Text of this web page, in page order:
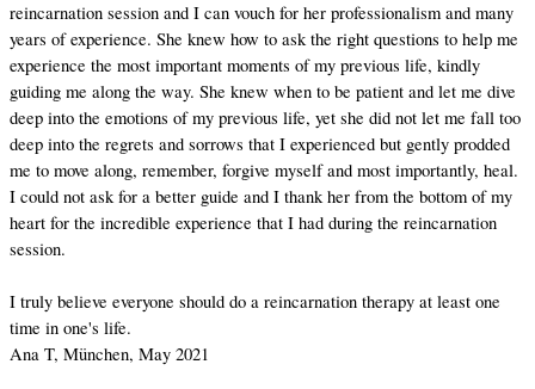
reincarnation session and I can vouch for her professionalism and many
years of experience. She knew how to ask the right questions to help me
experience the most important moments of my previous life, kindly
guiding me along the way. She knew when to be patient and let me dive
deep into the emotions of my previous life, yet she did not let me fall too
deep into the regrets and sorrows that I experienced but gently prodded
me to move along, remember, forgive myself and most importantly, heal.
I could not ask for a better guide and I thank her from the bottom of my
heart for the incredible experience that I had during the reincarnation
session.
I truly believe everyone should do a reincarnation therapy at least one
time in one's life.
Ana T, München, May 2021